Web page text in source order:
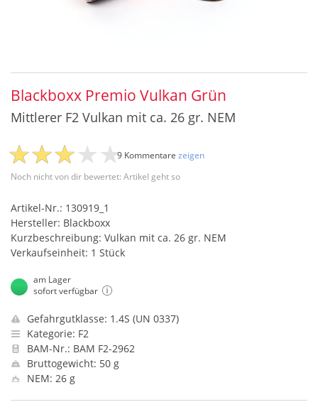
Blackboxx Premio Vulkan Grün
Mittlerer F2 Vulkan mit ca. 26 gr. NEM
Noch nicht von dir bewertet: Artikel geht so
9 Kommentare zeigen
Artikel-Nr.: 130919_1
Hersteller: Blackboxx
Kurzbeschreibung: Vulkan mit ca. 26 gr. NEM
Verkaufseinheit: 1 Stück
am Lager
sofort verfügbar
Gefahrgutklasse: 1.4S (UN 0337)
Kategorie: F2
BAM-Nr.: BAM F2-2962
Bruttogewicht: 50 g
NEM: 26 g